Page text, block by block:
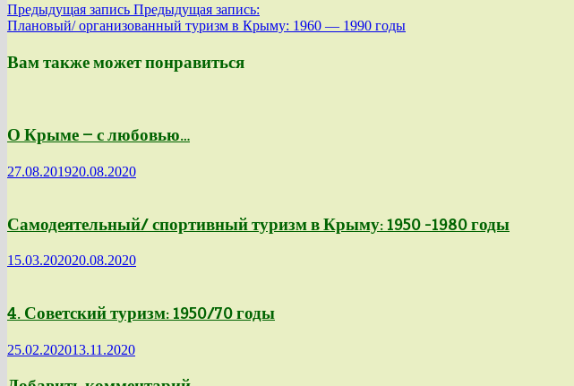
Предыдущая запись Предыдущая запись:
Плановый/ организованный туризм в Крыму: 1960 — 1990 годы
Вам также может понравиться
О Крыме — с любовью…
27.08.201920.08.2020
Самодеятельный/ спортивный туризм в Крыму: 1950 -1980 годы
15.03.202020.08.2020
4. Советский туризм: 1950/70 годы
25.02.202013.11.2020